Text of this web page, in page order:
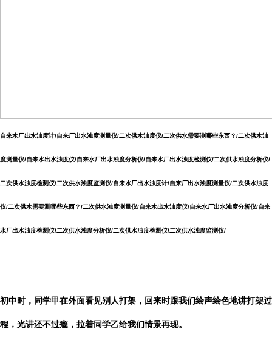
自来水厂出水浊度计/自来厂出水浊度测量仪/二次供水浊度仪/二次供水需要测哪些东西？/二次供水浊
度测量仪/自来水出水浊度仪/自来水厂出水浊度分析仪/自来水厂出水浊度检测仪/二次供水浊度分析仪/
二次供水浊度检测仪/二次供水浊度监测仪/自来水厂出水浊度计/自来厂出水浊度测量仪/二次供水浊度
仪/二次供水需要测哪些东西？/二次供水浊度测量仪/自来水出水浊度仪/自来水厂出水浊度分析仪/自来
水厂出水浊度检测仪/二次供水浊度分析仪/二次供水浊度检测仪/二次供水浊度监测仪/
初中时，同学甲在外面看见别人打架，回来时跟我们绘声绘色地讲打架过
程，光讲还不过瘾，拉着同学乙给我们情景再现。